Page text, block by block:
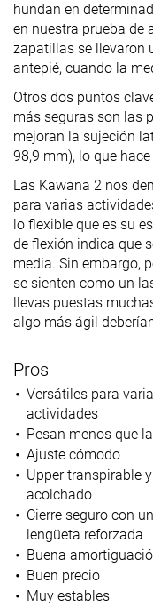
hundan en
en nuestra prueba de
zapatillas se llevaron
antepié, cuando la
Otros dos puntos
más seguras son las
mejoran la sujeción
98,9 mm), lo que
Las Kawana 2 nos
para varias
lo flexible que es su
de flexión indica que
media. Sin embargo,
se sienten como un
llevas puestas
algo más ágil
Pros
Versátiles para
actividades
Pesan menos que
Ajuste cómodo
Upper transpirable y
acolchado
Cierre seguro con
lengüeta reforzada
Buena
Buen precio
Muy estables